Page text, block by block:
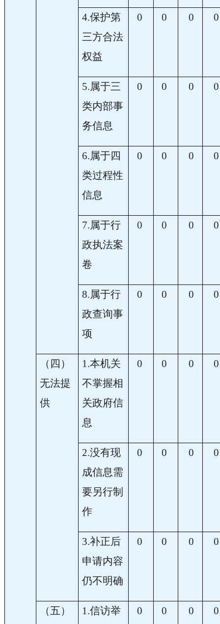
4.保护第
三方合法
权益
0 0 0 0
5.属于三
类内部事
务信息
0 0 0 0
6.属于四
类过程性
信息
0 0 0 0
7.属于行
政执法案
卷
0 0 0 0
8.属于行
政查询事
项
0 0 0 0
（四）
无法提
供
1.本机关
不掌握相
关政府信
息
0 0 0 0
2.没有现
成信息需
要另行制
作
0 0 0 0
3.补正后
申请内容
仍不明确
0 0 0 0
（五）
1.信访举
0 0 0 0